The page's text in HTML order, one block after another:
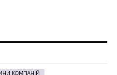
КОМПАНІЙ